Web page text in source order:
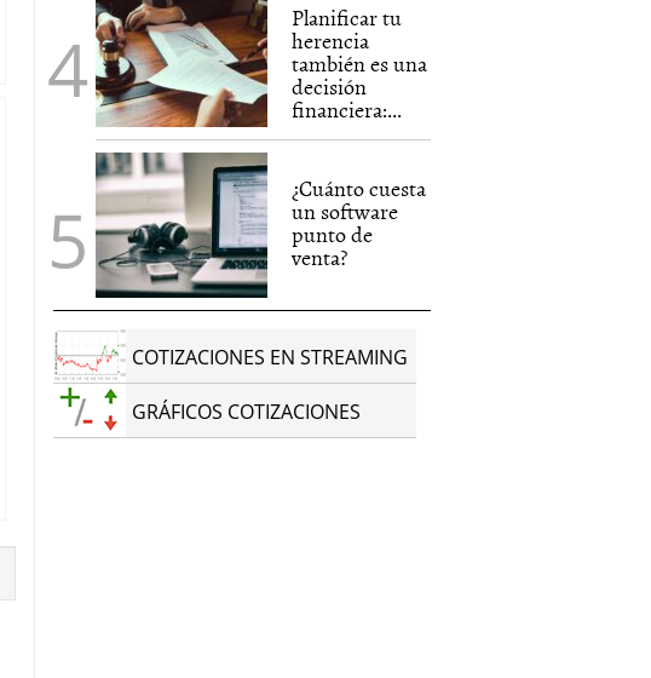
Planificar tu
herencia
también es una
decisión
financiera:...
¿Cuánto cuesta
un software
punto de
venta?
COTIZACIONES EN STREAMING
GRÁFICOS COTIZACIONES